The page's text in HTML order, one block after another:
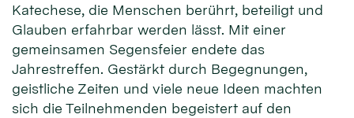
Katechese, die Menschen berührt, beteiligt und
Glauben erfahrbar werden lässt. Mit einer
gemeinsamen Segensfeier endete das
Jahrestreffen. Gestärkt durch Begegnungen,
geistliche Zeiten und viele neue Ideen machten
sich die Teilnehmenden begeistert auf den